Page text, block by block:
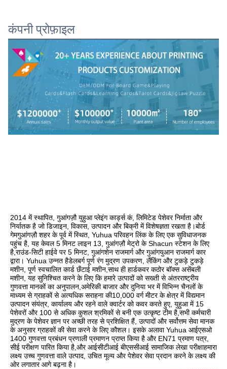
कंपनी प्रोफ़ाइल
2014 में स्थापित, गुआंगज़ौ युहुआ प्लेइंग कार्ड्स कं, लिमिटेड पेशेवर निर्माता और
निर्यातक है जो डिजाइन, विकास, उत्पादन और बिक्री में विशेषज्ञता रखता है।बोर्ड
गेमगुआंगज़ौ शहर के पूर्व में स्थित, Yuhua परिवहन लिंक के लिए एक सुविधाजनक
पहुंच है, यह केवल 5 मिनट लाइन 13, गुआंगज़ौ मेट्रो के Shacun स्टेशन के लिए
है,राउंड-सिटी हाईवे पर 5 मिनट, गुआंगशेन राजमार्ग और गुआंगयुआन राजमार्ग कार
द्वारा। Yuhua उन्नत हैडेलबर्ग पूर्ण रंग मुद्रण उपकरण, लैंकिंग और टुकड़े टुकड़े
मशीन, पूर्ण स्वचालित कार्ड छँटाई मशीन,साथ ही हार्डकवर कठोर बॉक्स असेंबली
मशीन, यह सुनिश्चित करने के लिए कि हमारे उत्पादों को सख्ती से अंतरराष्ट्रीय
गुणवत्ता मानकों का अनुपालन,अमेरिकी बाजार और दुनिया भर में विभिन्न चैनलों के
माध्यम से ग्राहकों से अत्यधिक सराहना की10,000 वर्ग मीटर के क्षेत्र में विद्यमान
उत्पादन संयंत्र, कार्यालय और रहने वाले क्वार्टर को कवर करते हुए, युहुआ में 15
पेशेवरों और 100 से अधिक कुशल श्रमिकों से बनी एक उत्कृष्ट टीम है,सभी कर्मचारी
मुद्रण के पेशेवर ज्ञान पर अच्छी तरह से प्रशिक्षित हैं, उत्पादों और सर्वोत्तम सेवा मानक
के अनुसार ग्राहकों की सेवा करने के लिए कौशल। इसके अलावा Yuhua आईएसओ
1400 गुणवत्ता प्रबंधन प्रणाली प्रमाणन प्राप्त किया है और EN71 प्रमाण पत्र,
सीई परीक्षण पारित किया है,और आईसीटीआई बीएससीआई सामाजिक लेखा परीक्षाहमारा
लक्ष्य उच्च गुणवत्ता वाले उत्पाद, उचित मूल्य और पेशेवर सेवा प्रदान करने के लक्ष्य की
ओर लगातार आगे बढ़ना है।